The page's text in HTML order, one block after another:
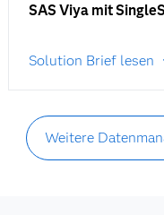
SAS Viya mit
Solution Brief lesen
Weitere